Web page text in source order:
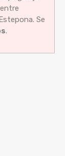
Se
.